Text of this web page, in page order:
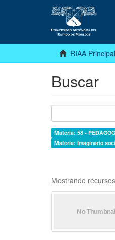
RIAA Principal
Buscar
Materia: 58 -
Materia: Imaginario
Mostrando